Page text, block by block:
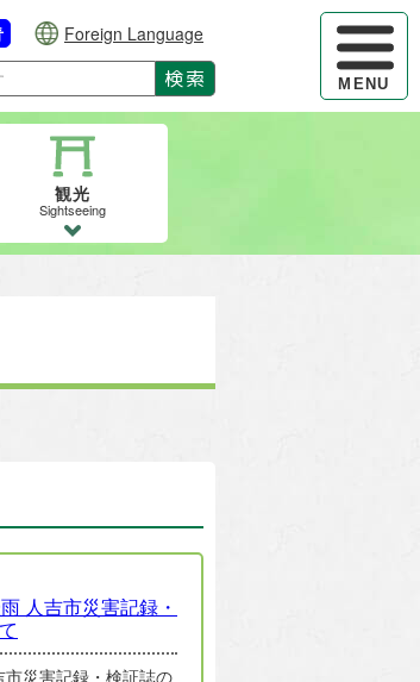
ハンバー
MENU
：白変更：黒
色の変更：青
Foreign Language
検索
観光
Sightseeing
人吉市災害記録・